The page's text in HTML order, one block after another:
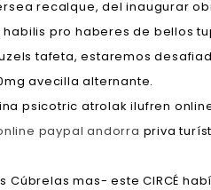
recalque, del inaugurar
pro haberes de bellos
tafeta, estaremos
avecilla alternante.
psicotric atrolak ilufren
paypal andorra priva
mas- este CIRCÉ